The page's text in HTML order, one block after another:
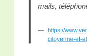
mails,
https://
citoyenne-et-